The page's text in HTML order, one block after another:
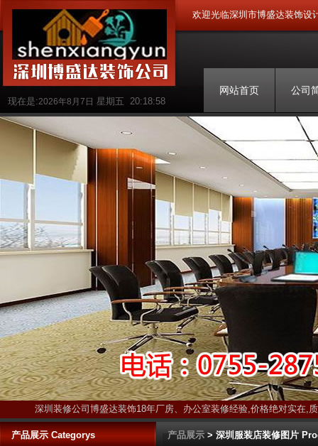
欢迎光临深圳市博盛达装饰设
现在是:2026年8月7日 星期五 20:18:59
公司
网站首页
深圳装修公司博盛达装饰18年厂房、办公室装修经验,价格绝对实在,
产品展示 Categorys 产品展示 > 深圳服装店装修图片